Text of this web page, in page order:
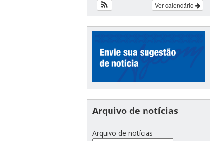
Ver calendário
Arquivo de notícias
Arquivo de notícias